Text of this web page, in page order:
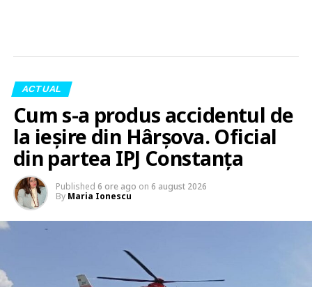
ACTUAL
Cum s-a produs accidentul de
la ieșire din Hârșova. Oficial
din partea IPJ Constanța
Published 6 ore ago on 6 august 2026
By Maria Ionescu